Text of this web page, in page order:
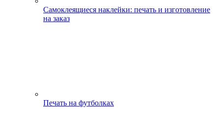
Самоклеящиеся наклейки: печать и изготовление
на заказ
Печать на футболках